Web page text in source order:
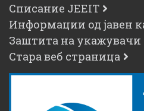
Списание JEEIT
Информации од јавен
Заштита на укажувачи
Стара веб страница